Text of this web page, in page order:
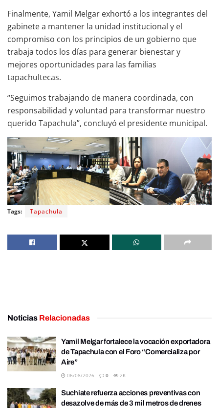
Finalmente, Yamil Melgar exhortó a los integrantes del
gabinete a mantener la unidad institucional y el
compromiso con los principios de un gobierno que
trabaja todos los días para generar bienestar y
mejores oportunidades para las familias
tapachultecas.
“Seguimos trabajando de manera coordinada, con
responsabilidad y voluntad para transformar nuestro
querido Tapachula”, concluyó el presidente municipal.
Tags: Tapachula
Noticias Relacionadas
Yamil Melgar fortalece la vocación exportadora
de Tapachula con el Foro “Comercializa por
Aire”
06/08/2026 0 2K
Suchiate refuerza acciones preventivas con
desazolve de más de 3 mil metros de drenes